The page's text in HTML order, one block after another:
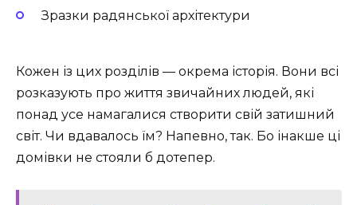
Зразки радянської архітектури
Кожен із цих розділів — окрема історія. Вони всі
розказують про життя звичайних людей, які
понад усе намагалися створити свій затишний
світ. Чи вдавалось їм? Напевно, так. Бо інакше ці
домівки не стояли б дотепер.